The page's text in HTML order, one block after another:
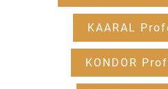
KAARAL
KONDOR